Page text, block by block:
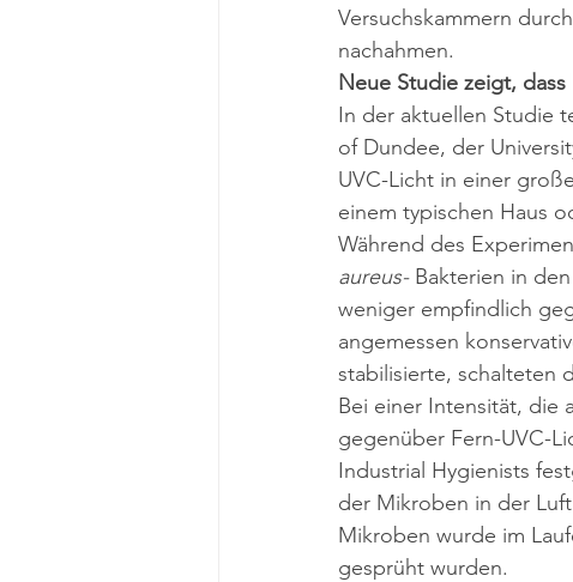
Versuchskammern
nachahmen.
Neue Studie zeigt,
In der aktuellen Studie
of Dundee, der
UVC-Licht in einer
einem typischen Haus
Während des
aureus- Bakterien in den
weniger empfindlich
angemessen
stabilisierte, schalteten
Bei einer Intensität, die
gegenüber Fern-UVC-
Industrial Hygienists
der Mikroben in der
Mikroben wurde im
gesprüht wurden.